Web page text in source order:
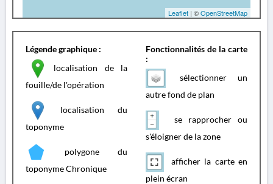
Leaflet | ©OpenStreetMap
Légende graphique :
localisation de la
fouille/de l'opération
localisation du
toponyme
polygone du
toponyme Chronique
Fonctionnalités de la carte
:
sélectionner un
autre fond de plan
se rapprocher ou
s'éloigner de la zone
afficher la carte en
plein écran